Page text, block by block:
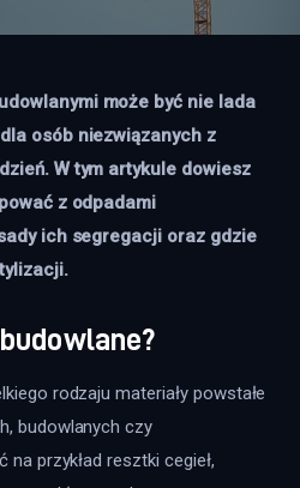
może być nie lada
osób niezwiązanych z
W tym artykule dowiesz
z odpadami
ich segregacji oraz gdzie
rodzaju materiały powstałe
budowlanych czy
przykład resztki cegieł,